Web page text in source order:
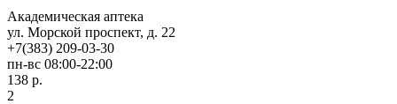
Академическая аптека
ул. Морской проспект, д. 22
+7(383) 209-03-30
пн-вс 08:00-22:00
138 р.
2